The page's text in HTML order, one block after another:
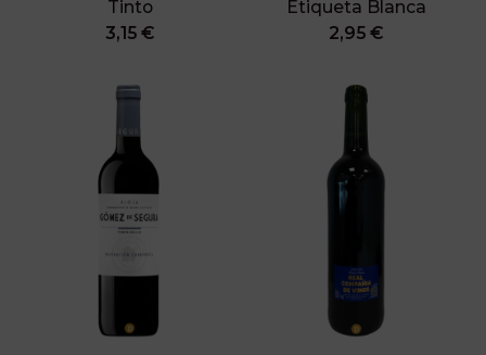
Tinto
3,15 €
Etiqueta Blanca
2,95 €